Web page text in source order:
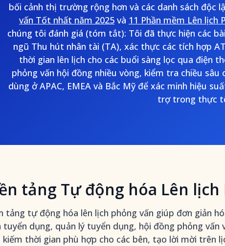
bối cảnh thị trường rộng hơn và các danh sách độc
vấn Tốt nhất năm 2025 và 11 Phần mềm Lên lịch
chúng tôi đánh giá (tóm tắt): Tôi đã thực hiện các
ngũ Thu hút nhân tài (TA), xác thực các tích hợp
thời gian lên lịch cho các buổi sàng lọc qua điện
phỏng vấn hội đồng nhiều vòng, kiểm tra chiều sâu
dùng ở APAC, EMEA và Bắc Mỹ để xác minh hiệu
trợ trong thực
tảng Tự động hóa Lên lịch
tảng tự động hóa lên lịch phỏng vấn giúp đơn giản
tuyển dụng, quản lý tuyển dụng, hội đồng phỏng
thời gian phù hợp cho các bên, tạo lời mời trên